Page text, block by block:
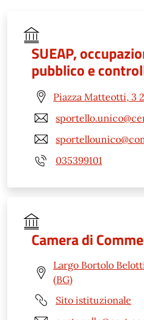
SUEAP,
pubblico e
Piazza Matteotti, 3
035399101
Camera di
Largo Bortolo
(BG)
Sito istituzionale